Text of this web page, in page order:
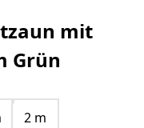
mit
Grün
2 m